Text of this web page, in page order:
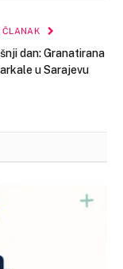
ČLANAK
dan: Granatirana
u Sarajevu